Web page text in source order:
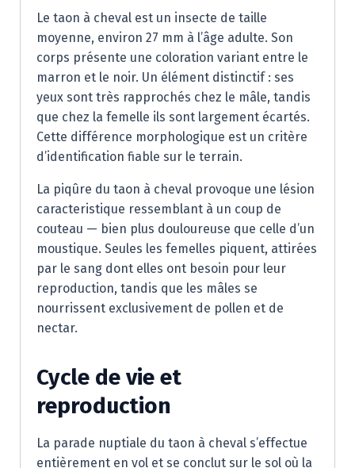
Le taon à cheval est un insecte de taille
moyenne, environ 27 mm à l’âge adulte. Son
corps présente une coloration variant entre le
marron et le noir. Un élément distinctif : ses
yeux sont très rapprochés chez le mâle, tandis
que chez la femelle ils sont largement écartés.
Cette différence morphologique est un critère
d’identification fiable sur le terrain.
La piqûre du taon à cheval provoque une lésion
caracteristique ressemblant à un coup de
couteau — bien plus douloureuse que celle d’un
moustique. Seules les femelles piquent, attirées
par le sang dont elles ont besoin pour leur
reproduction, tandis que les mâles se
nourrissent exclusivement de pollen et de
nectar.
Cycle de vie et
reproduction
La parade nuptiale du taon à cheval s’effectue
entièrement en vol et se conclut sur le sol où la